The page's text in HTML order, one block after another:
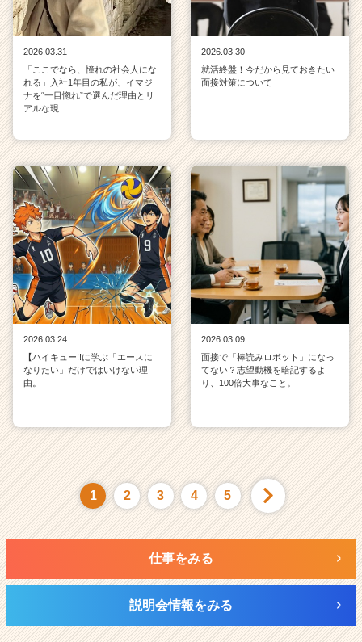
2026.03.31
「ここでなら、憧れの社会人にな
れる」入社1年目の私が、イマジ
ナを“一目惚れ”で選んだ理由とリ
アルな現
2026.03.30
就活終盤！今だから見ておきたい
面接対策について
2026.03.24
【ハイキュー!!に学ぶ「エースに
なりたい」だけではいけない理
由。
2026.03.09
面接で「棒読みロボット」になっ
てない？志望動機を暗記するよ
り、100倍大事なこと。
1 2 3 4 5
仕事をみる
説明会情報をみる